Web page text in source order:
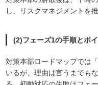
し、リスクマネジメントを推
(2)フェーズ1の手順とポ
対策本部ロードマップでは
いるが、理由は言うまでも